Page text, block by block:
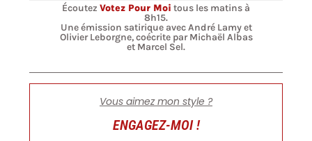
Écoutez Votez Pour Moi tous les matins à
8h15.
Une émission satirique avec André Lamy et
Olivier Leborgne, coécrite par Michaël Albas
et Marcel Sel.
Vous aimez mon style ?
ENGAGEZ-MOI !